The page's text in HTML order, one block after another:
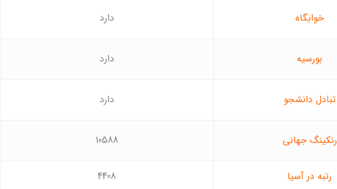
خوابگاه دارد
بورسیه دارد
تبادل دانشجو دارد
رنکینگ جهانی 10588
رتبه در آسیا 4408